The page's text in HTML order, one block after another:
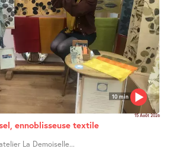
10 min
15 Août 2026
ennoblisseuse textile
La Demoiselle...